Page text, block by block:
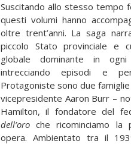
Suscitando allo stesso tempo
questi volumi hanno
oltre trent’anni. La saga
piccolo Stato provinciale e
globale dominante in
intrecciando episodi e
Protagoniste sono due
vicepresidente Aaron Burr –
Hamilton, il fondatore del
dell’oro che ricominciamo la
opera. Ambientato tra il